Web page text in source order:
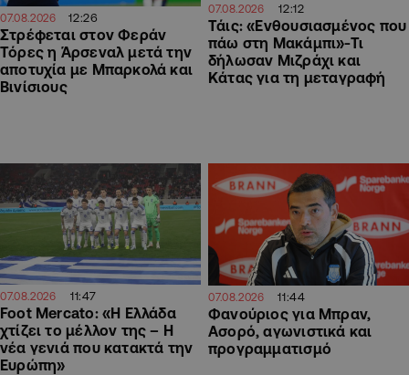
07.08.2026 12:26
Στρέφεται στον Φεράν
Τόρες η Άρσεναλ μετά την
αποτυχία με Μπαρκολά και
Βινίσιους
07.08.2026 12:12
Τάις: «Ενθουσιασμένος που
πάω στη Μακάμπι»-Τι
δήλωσαν Μιζράχι και
Κάτας για τη μεταγραφή
07.08.2026 11:47
Foot Mercato: «Η Ελλάδα
χτίζει το μέλλον της – Η
νέα γενιά που κατακτά την
Ευρώπη»
07.08.2026 11:44
Φανούριος για Μπραν,
Ασορό, αγωνιστικά και
προγραμματισμό